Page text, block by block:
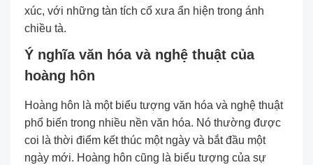
xúc, với những tàn tích cổ xưa ẩn hiện trong ánh
chiều tà.
Ý nghĩa văn hóa và nghệ thuật của
hoàng hôn
Hoàng hôn là một biểu tượng văn hóa và nghệ thuật
phổ biến trong nhiều nền văn hóa. Nó thường được
coi là thời điểm kết thúc một ngày và bắt đầu một
ngày mới. Hoàng hôn cũng là biểu tượng của sự